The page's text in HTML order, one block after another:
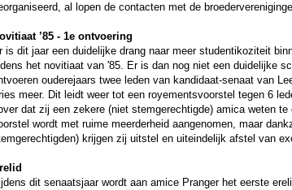
al lopen de contacten met de
’85 - 1e ontvoering
is dit jaar een duidelijke drang naar meer studentikoziteit
het novitiaat van '85. Er is dan nog niet een duidelijke
ouderejaars twee leden van kandidaat-senaat van
meer. Dit leidt weer tot een royementsvoorstel tegen 6
dat zij een zekere (niet stemgerechtigde) amica weten
wordt met ruime meerderheid aangenomen, maar
krijgen zij uitstel en uiteindelijk afstel van
dit senaatsjaar wordt aan amice Pranger het eerste